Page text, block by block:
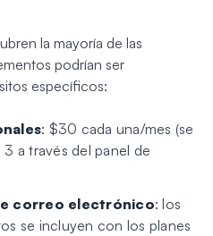
la mayoría de las
podrían ser
específicos:
: $30 cada una/mes (se
a través del panel de
correo electrónico: los
se incluyen con los planes